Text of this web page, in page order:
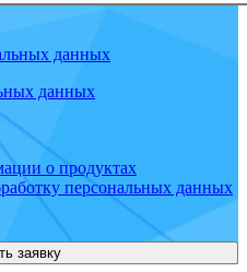
данных
данных
о продуктах
персональных данных